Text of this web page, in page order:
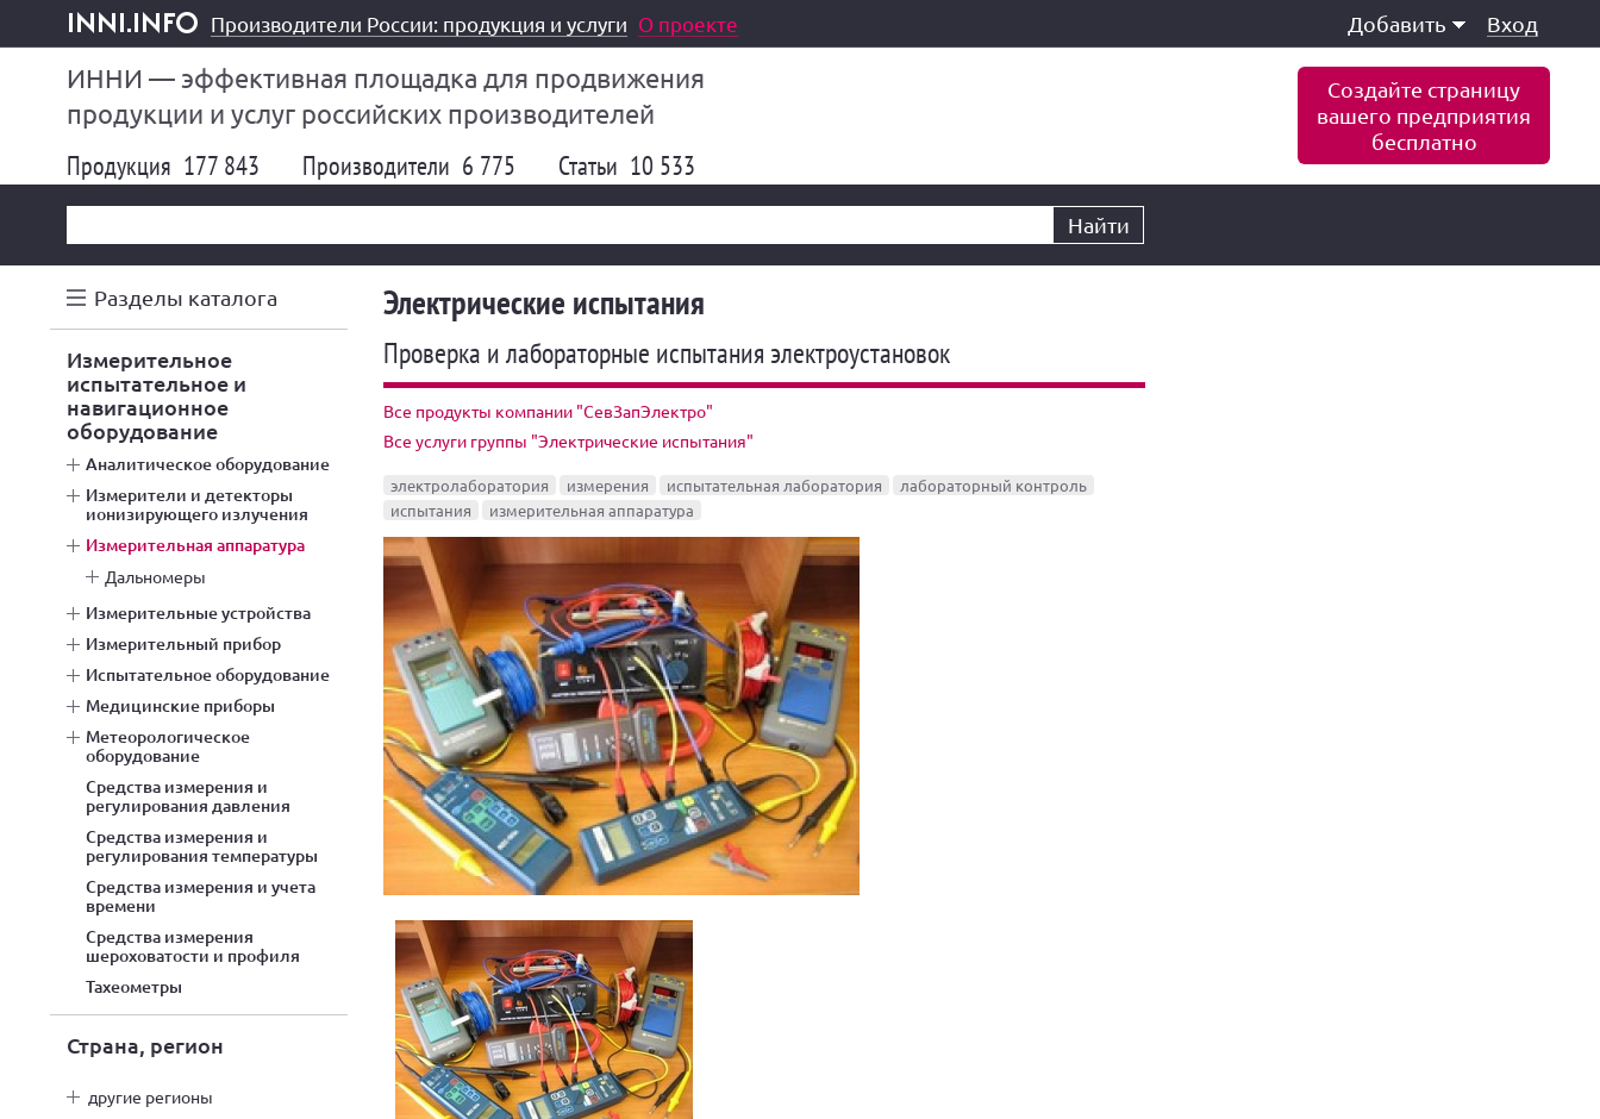
inni.info
Производители России: продукция и услуги О проекте Добавить Вход
ИННИ — эффективная площадка для продвижения
продукции и услуг российских производителей
Создайте страницу
вашего предприятия
бесплатно
Продукция 177 843 Производители 6 775 Статьи 10 533
Найти
Разделы каталога
измерительное
испытательное и
навигационное
оборудование
аналитическое оборудование
измерители и детекторы
ионизирующего излучения
измерительная аппаратура
дальномеры
измерительные устройства
измерительный прибор
испытательное оборудование
медицинские приборы
метеорологическое
оборудование
средства измерения и
регулирования давления
средства измерения и
регулирования температуры
средства измерения и учета
времени
средства измерения
шероховатости и профиля
тахеометры
Страна, регион
другие регионы
Электрические испытания
Проверка и лабораторные испытания электроустановок
Все продукты компании "СевЗапЭлектро"
Все услуги группы "Электрические испытания"
электролаборатория измерения испытательная лаборатория
лабораторный контроль
испытания
измерительная аппаратура